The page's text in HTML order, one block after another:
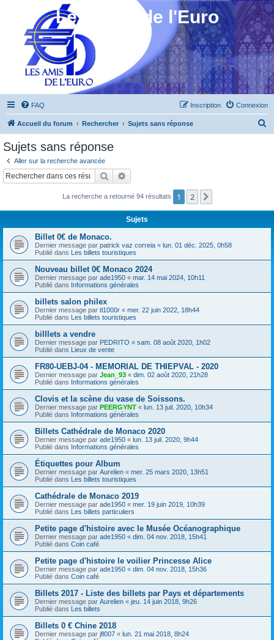
Les Amis de l'Euro
FAQ Connexion
Inscription
Accueil du forum Rechercher Sujets sans réponse
c
Sujets sans réponse
Aller sur la recherche avancée
Rechercher
La recherche a retourné 94 résultats 1 2
Sujets
Billet 0€ de Monaco.
Dernier message par patrick vaz correia « lun. 01 déc. 2025, 0h58
Publié dans Les billets touristiques
Nouveau billet 0€ Monaco 2024
Dernier message par ade1950 « mar. 14 mai 2024, 10h11
Publié dans Informations générales
billets salon philex
Dernier message par tl1000r « mer. 22 juin 2022, 18h44
Publié dans Les billets touristiques
billlets a vendre
Dernier message par PEDRITO « sam. 08 août 2020, 1h02
Publié dans Lieux de vente
FR80-UEBJ-04 - MEMORIAL DE THIEPVAL - 2020
Dernier message par Jean_93 « dim. 02 août 2020, 21h28
Publié dans Informations générales
Clovis et la scène du vase de Soissons.
Dernier message par PEERGYNT « lun. 13 juil. 2020, 10h34
Publié dans Informations générales
Billets Cathédrale de Monaco 2020
Dernier message par ade1950 « lun. 13 juil. 2020, 9h44
Publié dans Informations générales
Étiquettes pour Album
Dernier message par Aurelien « mer. 25 mars 2020, 13h51
Publié dans Les billets touristiques
Cathédrale de Monaco 2019
Dernier message par ade1950 « mer. 19 juin 2019, 10h39
Publié dans Les billets particuliers
Petite page d'histoire avec le Musée Océanographique
Dernier message par ade1950 « dim. 04 nov. 2018, 15h41
Publié dans Coin café
Petite page d'histoire le voilier Princesse Alice
Dernier message par ade1950 « dim. 04 nov. 2018, 15h36
Publié dans Coin café
Billets 2017 - Liste des billets par Pays et départements
Dernier message par Aurelien « jeu. 14 juin 2018, 9h26
Publié dans Les billets
Billets 0 € Chine 2018
Dernier message par jfl007 « lun. 21 mai 2018, 8h24